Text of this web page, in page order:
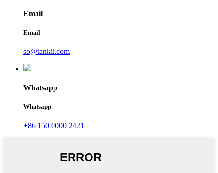
Email
Email
so@tankii.com
Whatsapp
Whatsapp
+86 150 0000 2421